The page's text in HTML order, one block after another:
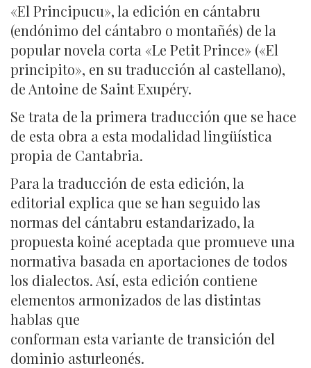
«El Principucu», la edición en cántabru
(endónimo del cántabro o montañés) de la
popular novela corta «Le Petit Prince» («El
principito», en su traducción al castellano),
de Antoine de Saint Exupéry.
Se trata de la primera traducción que se hace
de esta obra a esta modalidad lingüística
propia de Cantabria.
Para la traducción de esta edición, la
editorial explica que se han seguido las
normas del cántabru estandarizado, la
propuesta koiné aceptada que promueve una
normativa basada en aportaciones de todos
los dialectos. Así, esta edición contiene
elementos armonizados de las distintas
hablas que
conforman esta variante de transición del
dominio asturleonés.